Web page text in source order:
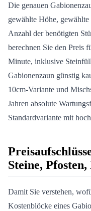
Die genauen
gewählte Höhe,
Anzahl der benötigten
berechnen Sie den Preis
Minute, inklusive
Gabionenzaun günstig
10cm-Variante und
Jahren absolute
Standardvariante mit
Steine,
Damit Sie verstehen,
Kostenblöcke eines